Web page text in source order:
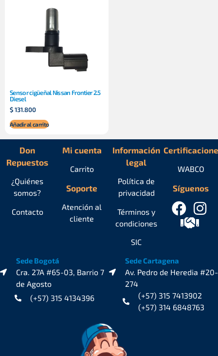
Sensor cigüeñal Nissan Frontier 2.5
Diesel
$131.800
Añadir al carrito
Don
Repuestos
¿Quiénes
somos?
Contacto
Mi cuenta
Carrito
Soporte
Atención al
cliente
Información
legal
Política de
privacidad
Términos y
condiciones
SIC
Síguenos
WABCO
Sede Bogotá
Cra. 27A #65-03, Barrio 7
de Agosto
(+57) 315 4134396
Sede Cartagena
Av. Pedro de Heredia #20-
274
(+57) 315 7413902
(+57) 314 6848763